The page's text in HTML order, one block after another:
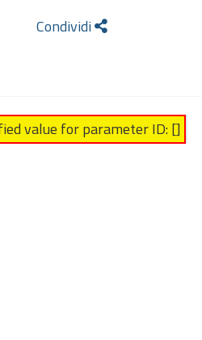
Condividi
value for parameter ID: []